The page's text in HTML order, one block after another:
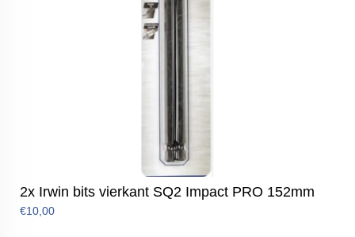
2x Irwin bits vierkant SQ2 Impact PRO 152mm
€10,00